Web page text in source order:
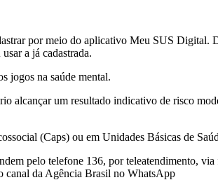
por meio do aplicativo Meu SUS Digital.
a já cadastrada.
jogos na saúde mental.
alcançar um resultado indicativo de risco
(Caps) ou em Unidades Básicas de
pelo telefone 136, por teleatendimento,
canal da Agência Brasil no WhatsApp